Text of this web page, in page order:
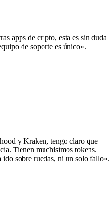
apps de cripto, esta es sin duda
de soporte es único».
y Kraken, tengo claro que
Tienen muchísimos tokens.
sobre ruedas, ni un solo fallo».